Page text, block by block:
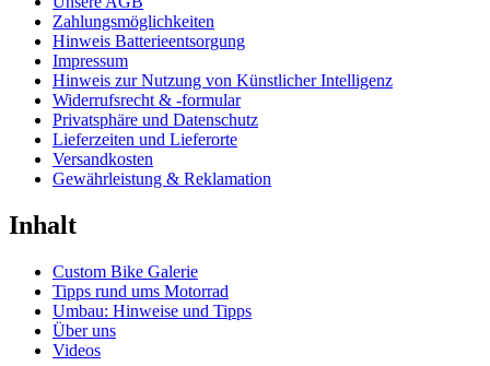
Zahlungsmöglichkeiten
Hinweis Batterieentsorgung
Impressum
Hinweis zur Nutzung von Künstlicher Intelligenz
Widerrufsrecht & -formular
Privatsphäre und Datenschutz
Lieferzeiten und Lieferorte
Versandkosten
Gewährleistung & Reklamation
Inhalt
Custom Bike Galerie
Tipps rund ums Motorrad
Umbau: Hinweise und Tipps
Über uns
Videos